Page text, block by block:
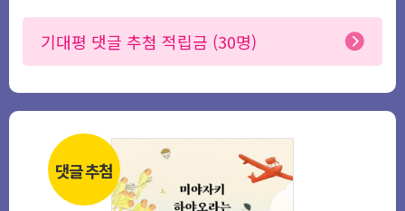
기대평 댓글 추첨 적립금 (30명)
댓글 추첨